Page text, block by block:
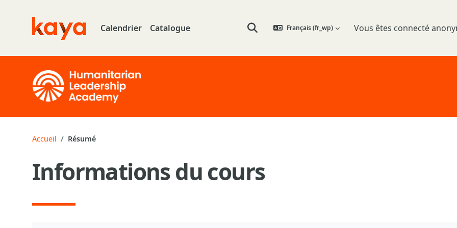
Go to home Calendrier Catalogue Activer/désactiver la saisie de recherche
Français ‎(fr_wp)‎ Vous êtes connecté
Accueil Résumé
Informations du cours